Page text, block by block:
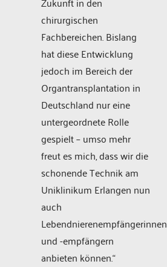
chirurgischen
Fachbereichen. Bislang
hat diese Entwicklung
jedoch im Bereich der
Organtransplantation in
Deutschland nur eine
untergeordnete Rolle
gespielt – umso mehr
freut es mich, dass wir die
schonende Technik am
Uniklinikum Erlangen nun
auch
Lebendnierenempfängerinnen
und -empfängern
anbieten können.“